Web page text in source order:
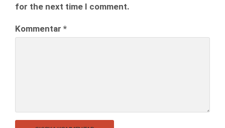
for the next time I comment.
Kommentar *